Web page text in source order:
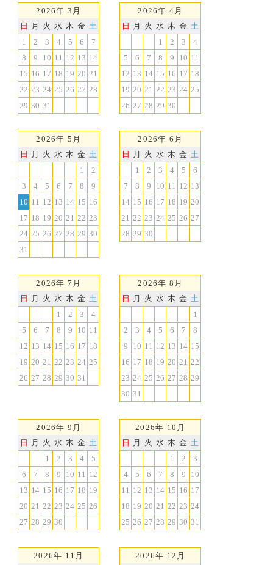
2026年 3月
日
月 火 水 木 金 土
1
2 3 4 5 6
7
8
9 10 11 12 13 14
15 16 17 18 19 20 21
22 23 24 25 26 27 28
29 30 31
2026年 4月
日
月 火 水 木 金 土
1
2 3
4
5
6 7 8 9 10 11
12 13 14 15 16 17 18
19 20 21 22 23 24 25
26 27 28 29 30
2026年 5月
日
月 火 水 木 金 土
1
2
3
4 5 6 7 8
9
10 11 12 13 14 15 16
17 18 19 20 21 22 23
24 25 26 27 28 29 30
31
2026年 6月
日
月 火 水 木 金 土
1
2 3 4 5
6
7
8 9 10 11 12 13
14 15 16 17 18 19 20
21 22 23 24 25 26 27
28 29 30
2026年 7月
日
月 火 水 木 金 土
1
2 3
4
5
6 7 8 9 10 11
12 13 14 15 16 17 18
19 20 21 22 23 24 25
26 27 28 29 30 31
2026年 8月
日
月 火 水 木 金 土
1
2
3 4 5 6 7
8
9
10 11 12 13 14 15
16 17 18 19 20 21 22
23 24 25 26 27 28 29
30 31
2026年 9月
日
月 火 水 木 金 土
1
2 3 4
5
6
7 8 9 10 11 12
13 14 15 16 17 18 19
20 21 22 23 24 25 26
27 28 29 30
2026年 10月
日
月 火 水 木 金 土
1
2
3
4
5 6 7 8 9
10
11 12 13 14 15 16 17
18 19 20 21 22 23 24
25 26 27 28 29 30 31
2026年 11月
2026年 12月